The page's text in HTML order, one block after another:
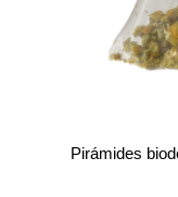
Pirámides